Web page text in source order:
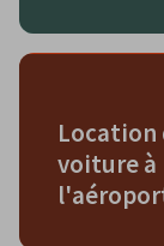
Location
voiture à